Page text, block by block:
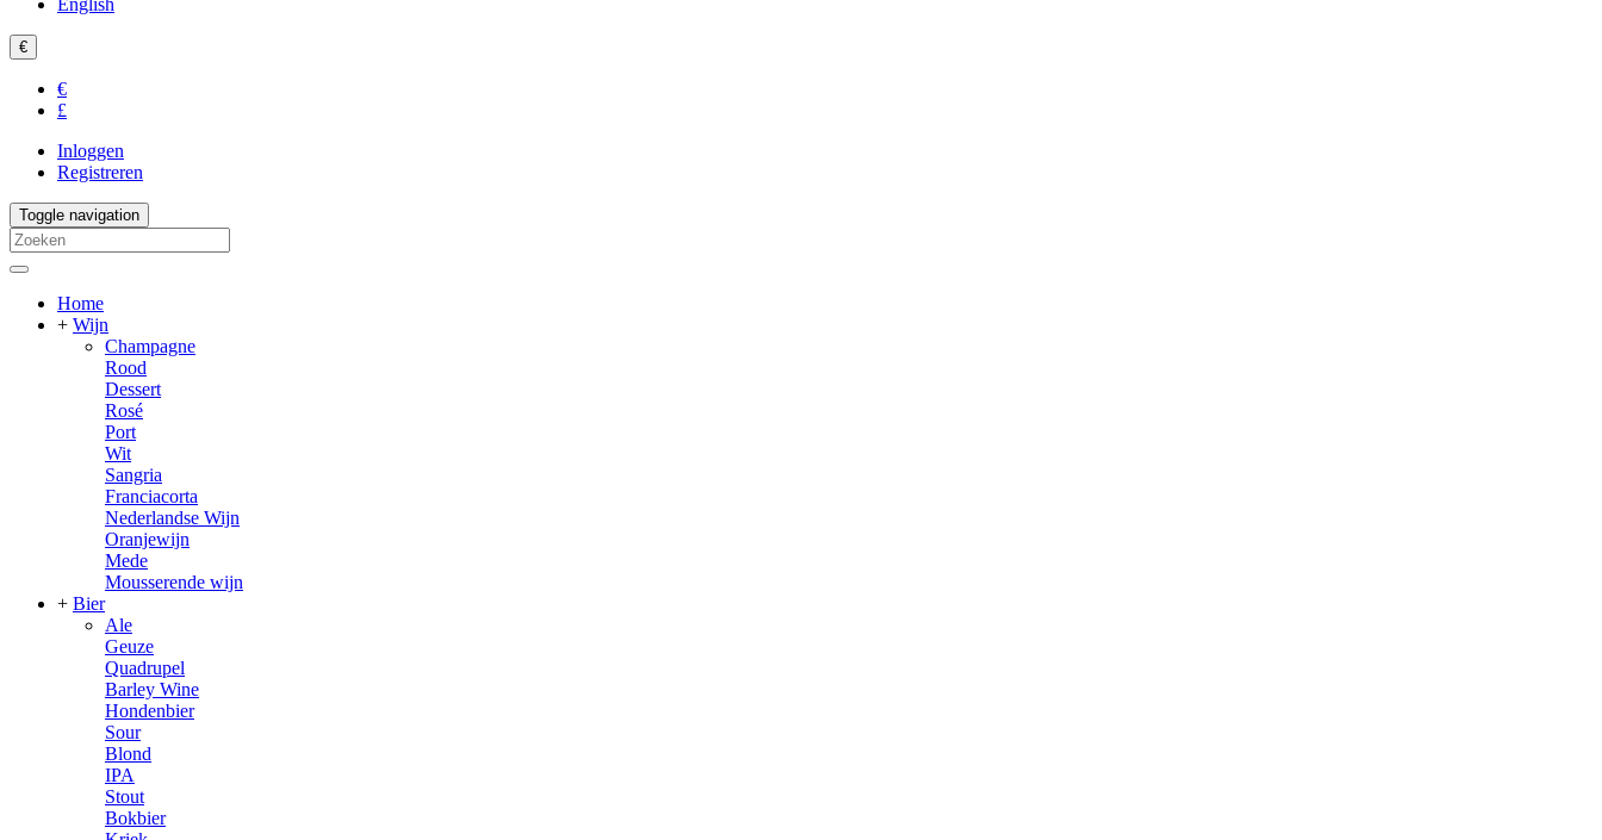
English
€
€
£
Inloggen
Registreren
Toggle navigation
Home
+ Wijn
Champagne
Rood
Dessert
Rosé
Port
Wit
Sangria
Franciacorta
Nederlandse Wijn
Oranjewijn
Mede
Mousserende wijn
+ Bier
Ale
Geuze
Quadrupel
Barley Wine
Hondenbier
Sour
Blond
IPA
Stout
Bokbier